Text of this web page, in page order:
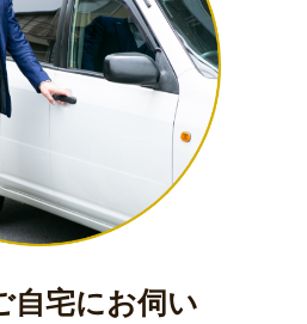
自宅にお伺い